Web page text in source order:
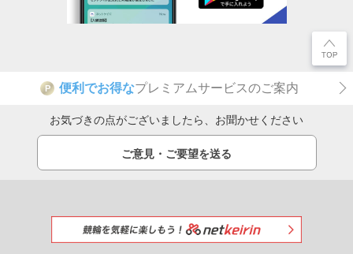
P 便利でお得なプレミアムサービスのご案内
お気づきの点がございましたら、お聞かせください
ご意見・ご要望を送る